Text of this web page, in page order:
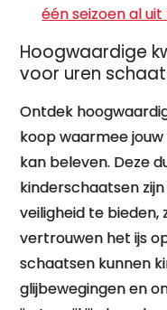
één seizoen al
Hoogwaardige
voor uren
Ontdek
koop waarmee
kan beleven. Deze
kinderschaatsen
veiligheid te
vertrouwen het ijs
schaatsen kunnen
glijbewegingen en